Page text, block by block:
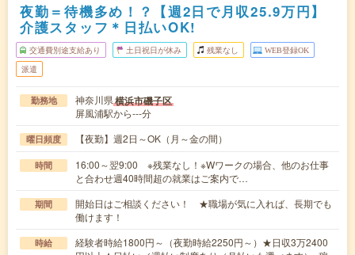
夜勤＝待機多め！？【週2日で月収25.9万円】
介護スタッフ＊日払いOK!
交通費別途支給あり 土日祝日が休み 残業なし WEB登録OK
派遣
勤務地 神奈川県横浜市磯子区
屏風浦駅から---分
曜日頻度 【夜勤】週2日～OK（月～金の間）
時間
16:00～翌9:00 ※残業なし！※Wワークの場合、他のお仕事
と合わせ週40時間超の就業はご案内で…
期間
開始日はご相談ください！ ★職場が気に入れば、長期でも
働けます！
時給
経験者時給1800円～（夜勤時給2250円～）★日収3万2400